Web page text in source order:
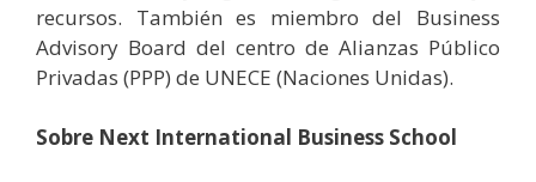
recursos. También es miembro del Business
Advisory Board del centro de Alianzas Público
Privadas (PPP) de UNECE (Naciones Unidas).
Sobre Next International Business School